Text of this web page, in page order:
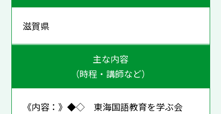
滋賀県
主な内容
（時程・講師など）
《内容：》◆◇ 東海国語教育を学ぶ会